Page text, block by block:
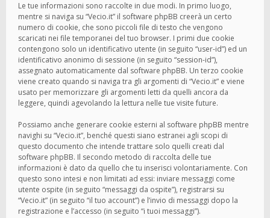
Le tue informazioni sono raccolte in due modi. In primo luogo,
mentre si naviga su “Vecio.it” il software phpBB creerà un certo
numero di cookie, che sono piccoli file di testo che vengono
scaricati nei file temporanei del tuo browser. I primi due cookie
contengono solo un identificativo utente (in seguito “user-id”) ed un
identificativo anonimo di sessione (in seguito “session-id”),
assegnato automaticamente dal software phpBB. Un terzo cookie
viene creato quando si naviga tra gli argomenti di “Vecio.it” e viene
usato per memorizzare gli argomenti letti da quelli ancora da
leggere, quindi agevolando la lettura nelle tue visite future.
Possiamo anche generare cookie esterni al software phpBB mentre
navighi su “Vecio.it”, benché questi siano estranei agli scopi di
questo documento che intende trattare solo quelli creati dal
software phpBB. Il secondo metodo di raccolta delle tue
informazioni è dato da quello che tu inserisci volontariamente. Con
questo sono intesi e non limitati ad essi: inviare messaggi come
utente ospite (in seguito “messaggi da ospite”), registrarsi su
“Vecio.it” (in seguito “il tuo account”) e l’invio di messaggi dopo la
registrazione e l’accesso (in seguito “i tuoi messaggi”).